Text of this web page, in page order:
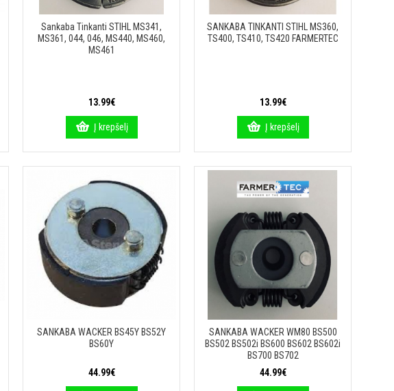
Sankaba Tinkanti STIHL MS341,
MS361, 044, 046, MS440, MS460,
MS461
13.99€
Į krepšelį
SANKABA TINKANTI STIHL MS360,
TS400, TS410, TS420 FARMERTEC
13.99€
Į krepšelį
SANKABA WACKER BS45Y BS52Y
BS60Y
44.99€
SANKABA WACKER WM80 BS500
BS502 BS502i BS600 BS602 BS602i
BS700 BS702
44.99€